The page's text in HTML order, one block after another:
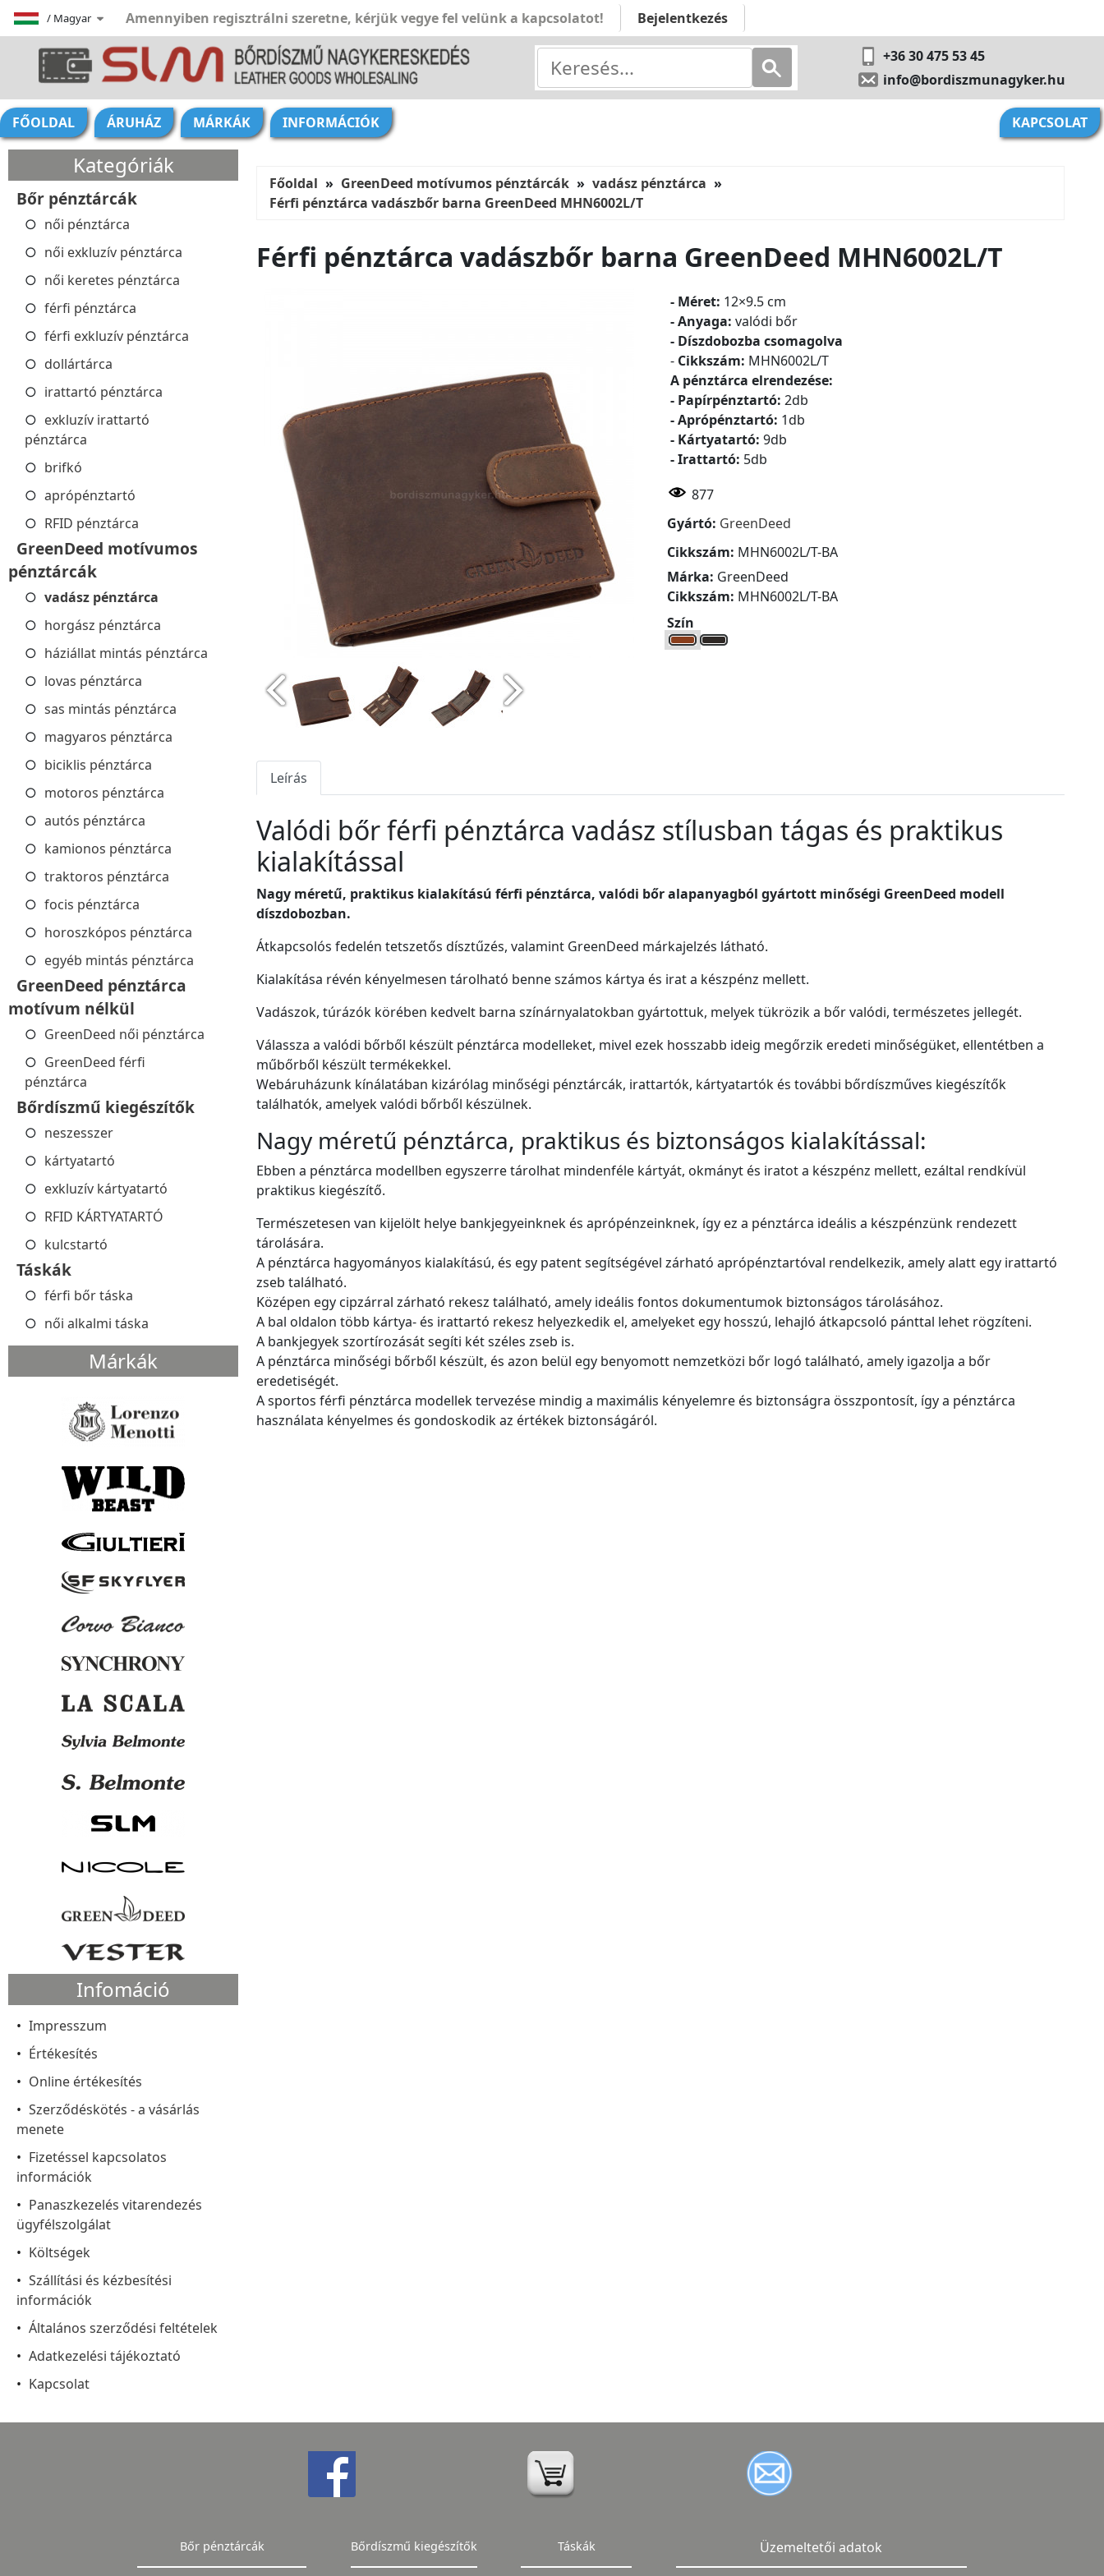
/ Magyar Amennyiben regisztrálni szeretne, kérjük vegye fel velünk a kapcsolatot! Bejelentkezés
+36 30 475 53 45
info@bordiszmunagyker.hu
FŐOLDAL ÁRUHÁZ MÁRKÁK INFORMÁCIÓK KAPCSOLAT
Kategóriák
Bőr pénztárcák
női pénztárca
női exkluzív pénztárca
női keretes pénztárca
férfi pénztárca
férfi exkluzív pénztárca
dollártárca
irattartó pénztárca
exkluzív irattartó
pénztárca
brifkó
aprópénztartó
RFID pénztárca
GreenDeed motívumos
pénztárcák
vadász pénztárca
horgász pénztárca
háziállat mintás pénztárca
lovas pénztárca
sas mintás pénztárca
magyaros pénztárca
biciklis pénztárca
motoros pénztárca
autós pénztárca
kamionos pénztárca
traktoros pénztárca
focis pénztárca
horoszkópos pénztárca
egyéb mintás pénztárca
GreenDeed pénztárca
motívum nélkül
GreenDeed női pénztárca
GreenDeed férfi
pénztárca
Bőrdíszmű kiegészítők
neszesszer
kártyatartó
exkluzív kártyatartó
RFID KÁRTYATARTÓ
kulcstartó
Táskák
férfi bőr táska
női alkalmi táska
Márkák
Infomáció
Impresszum
Értékesítés
Online értékesítés
Szerződéskötés - a vásárlás
menete
Fizetéssel kapcsolatos
információk
Panaszkezelés vitarendezés
ügyfélszolgálat
Költségek
Szállítási és kézbesítési
információk
Általános szerződési feltételek
Adatkezelési tájékoztató
Kapcsolat
Főoldal GreenDeed motívumos pénztárcák
vadász pénztárca
Férfi pénztárca vadászbőr barna GreenDeed MHN6002L/T
Férfi pénztárca vadászbőr barna GreenDeed MHN6002L/T
- Méret: 12×9.5 cm
- Anyaga: valódi bőr
- Díszdobozba csomagolva
- Cikkszám: MHN6002L/T
A pénztárca elrendezése:
- Papírpénztartó: 2db
-Aprópénztartó: 1db
- Kártyatartó: 9db
-Irattartó: 5db
877
Gyártó: GreenDeed
Cikkszám: MHN6002L/T-BA
Márka: GreenDeed
Cikkszám: MHN6002L/T-BA
Szín
Leírás
Valódi bőr férfi pénztárca vadász stílusban tágas és praktikus
kialakítással
Nagy méretű, praktikus kialakítású férfi pénztárca, valódi bőr alapanyagból gyártott minőségi GreenDeed modell
díszdobozban.
Átkapcsolós fedelén tetszetős dísztűzés, valamint GreenDeed márkajelzés látható.
Kialakítása révén kényelmesen tárolható benne számos kártya és irat a készpénz mellett.
Vadászok, túrázók körében kedvelt barna színárnyalatokban gyártottuk, melyek tükrözik a bőr valódi, természetes jellegét.
Válassza a valódi bőrből készült pénztárca modelleket, mivel ezek hosszabb ideig megőrzik eredeti minőségüket, ellentétben a
műbőrből készült termékekkel.
Webáruházunk kínálatában kizárólag minőségi pénztárcák, irattartók, kártyatartók és további bőrdíszműves kiegészítők
találhatók, amelyek valódi bőrből készülnek.
Nagy méretű pénztárca, praktikus és biztonságos kialakítással:
Ebben a pénztárca modellben egyszerre tárolhat mindenféle kártyát, okmányt és iratot a készpénz mellett, ezáltal rendkívül
praktikus kiegészítő.
Természetesen van kijelölt helye bankjegyeinknek és aprópénzeinknek, így ez a pénztárca ideális a készpénzünk rendezett
tárolására.
A pénztárca hagyományos kialakítású, és egy patent segítségével zárható aprópénztartóval rendelkezik, amely alatt egy irattartó
zseb található.
Középen egy cipzárral zárható rekesz található, amely ideális fontos dokumentumok biztonságos tárolásához.
A bal oldalon több kártya- és irattartó rekesz helyezkedik el, amelyeket egy hosszú, lehajló átkapcsoló pánttal lehet rögzíteni.
A bankjegyek szortírozását segíti két széles zseb is.
A pénztárca minőségi bőrből készült, és azon belül egy benyomott nemzetközi bőr logó található, amely igazolja a bőr
eredetiségét.
A sportos férfi pénztárca modellek tervezése mindig a maximális kényelemre és biztonságra összpontosít, így a pénztárca
használata kényelmes és gondoskodik az értékek biztonságáról.
Bőr pénztárcák Bőrdíszmű kiegészítők Táskák Üzemeltetői adatok